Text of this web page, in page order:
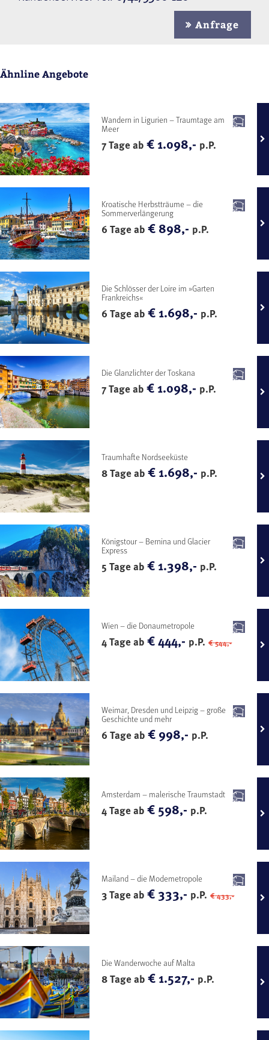
Anfrage
Ähnline Angebote
Wandern in Ligurien – Traumtage am
Meer
7 Tage ab€ 1.098,- p.P.
Kroatische Herbstträume – die
Sommerverlängerung
6 Tage ab€ 898,- p.P.
Die Schlösser der Loire im »Garten
Frankreichs«
6 Tage ab€ 1.698,- p.P.
Die Glanzlichter der Toskana
7 Tage ab€ 1.098,- p.P.
Traumhafte Nordseeküste
8 Tage ab€ 1.698,- p.P.
Königstour – Bernina und Glacier
Express
5 Tage ab€ 1.398,- p.P.
Wien – die Donaumetropole
4 Tage ab€ 444,- p.P. € 544,-
Weimar, Dresden und Leipzig – große
Geschichte und mehr
6 Tage ab€ 998,- p.P.
Amsterdam – malerische Traumstadt
4 Tage ab€ 598,- p.P.
Mailand – die Modemetropole
3 Tage ab€ 333,- p.P. € 433,-
Die Wanderwoche auf Malta
8 Tage ab€ 1.527,- p.P.